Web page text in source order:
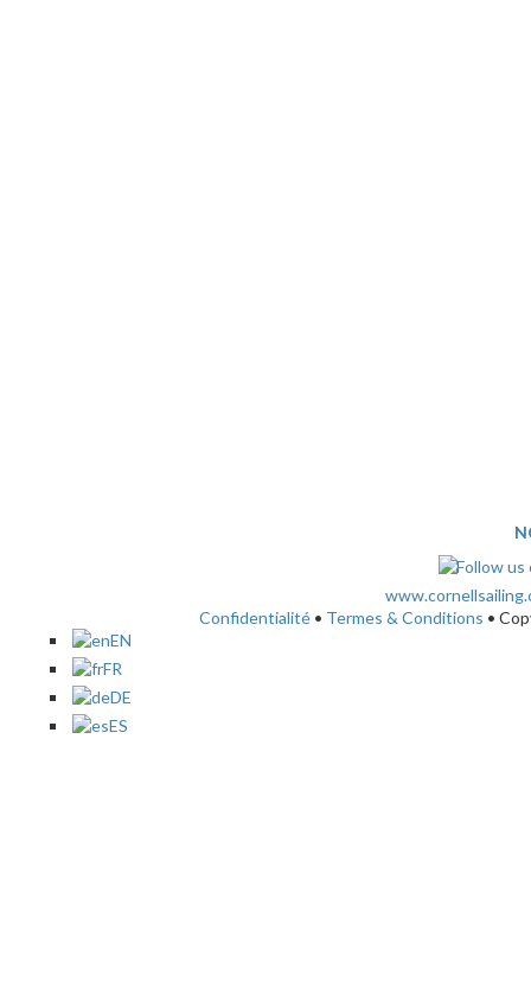
Confidentialité • Termes & Conditions •
EN
FR
DE
ES